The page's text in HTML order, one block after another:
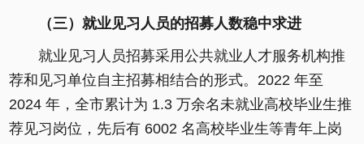
（三）就业见习人员的招募人数稳中求进
就业见习人员招募采用公共就业人才服务机构推
荐和见习单位自主招募相结合的形式。2022 年至
2024 年，全市累计为 1.3 万余名未就业高校毕业生推
荐见习岗位，先后有 6002 名高校毕业生等青年上岗